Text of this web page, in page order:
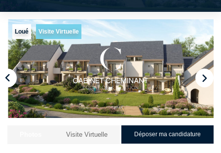
NOS AGENCES
Qui Sommes-Nous ?
Nos Biens Loués
Nos Actualités
EXTRANET
CONTACT
Loué Visite Virtuelle
Visite Virtuelle Déposer ma candidature